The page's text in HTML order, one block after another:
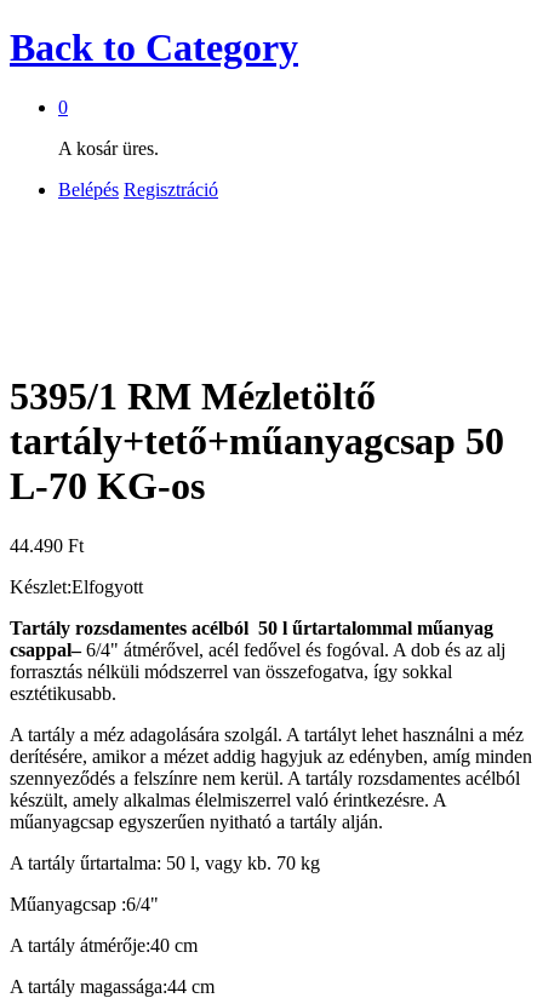
Back to Category
0
A kosár üres.
Belépés Regisztráció
5395/1 RM Mézletöltő
tartály+tető+műanyagcsap 50
L-70 KG-os
44.490 Ft
Készlet:Elfogyott
Tartály rozsdamentes acélból 50 l űrtartalommal műanyag
csappal–6/4" átmérővel, acél fedővel és fogóval. A dob és az alj
forrasztás nélküli módszerrel van összefogatva, így sokkal
esztétikusabb.
A tartály a méz adagolására szolgál. A tartályt lehet használni a méz
derítésére, amikor a mézet addig hagyjuk az edényben, amíg minden
szennyeződés a felszínre nem kerül. A tartály rozsdamentes acélból
készült, amely alkalmas élelmiszerrel való érintkezésre. A
műanyagcsap egyszerűen nyitható a tartály alján.
A tartály űrtartalma: 50 l, vagy kb. 70 kg
Műanyagcsap :6/4"
A tartály átmérője:40 cm
A tartály magassága:44 cm